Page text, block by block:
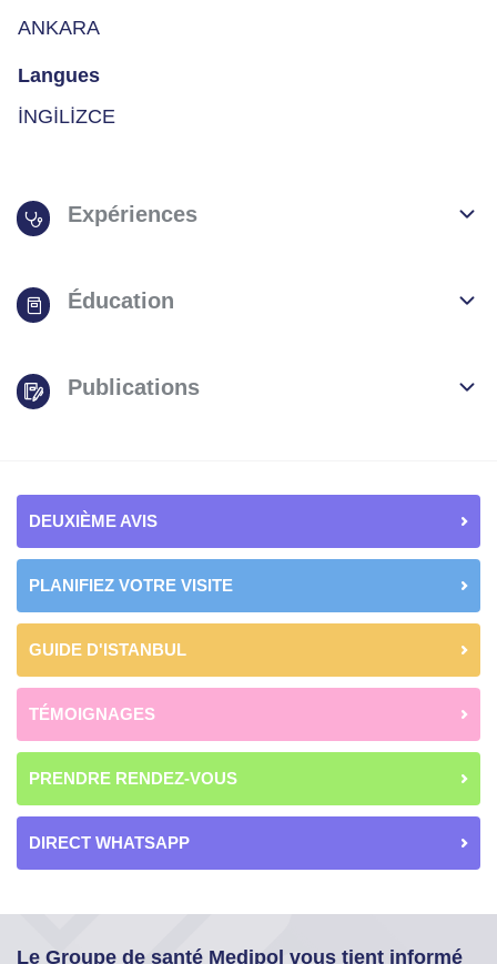
ANKARA
Langues
İNGİLİZCE
Expériences
Éducation
Publications
DEUXIÈME AVIS
PLANIFIEZ VOTRE VISITE
GUIDE D'ISTANBUL
TÉMOIGNAGES
PRENDRE RENDEZ-VOUS
DIRECT WHATSAPP
Le Groupe de santé Medipol vous tient informé